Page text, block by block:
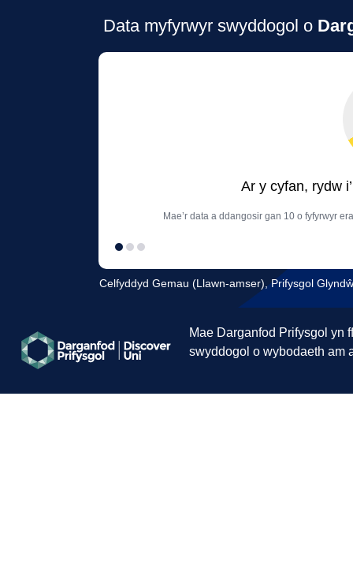
Data myfyrwyr swyddogol o
Ar y cyfan, rydw
Mae’r data a ddangosir gan 10 o fyfyrwyr
Celfyddyd Gemau (Llawn-amser), Prifysgol
Mae Darganfod Prifysgol yn
swyddogol o wybodaeth am